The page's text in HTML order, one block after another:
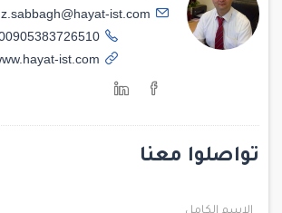
z.sabbagh@hayat-ist.com
تواصلوا معنا